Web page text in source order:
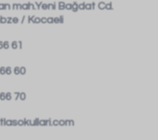
mah.Yeni Bağdat Cd.
/ Kocaeli
61
60
70